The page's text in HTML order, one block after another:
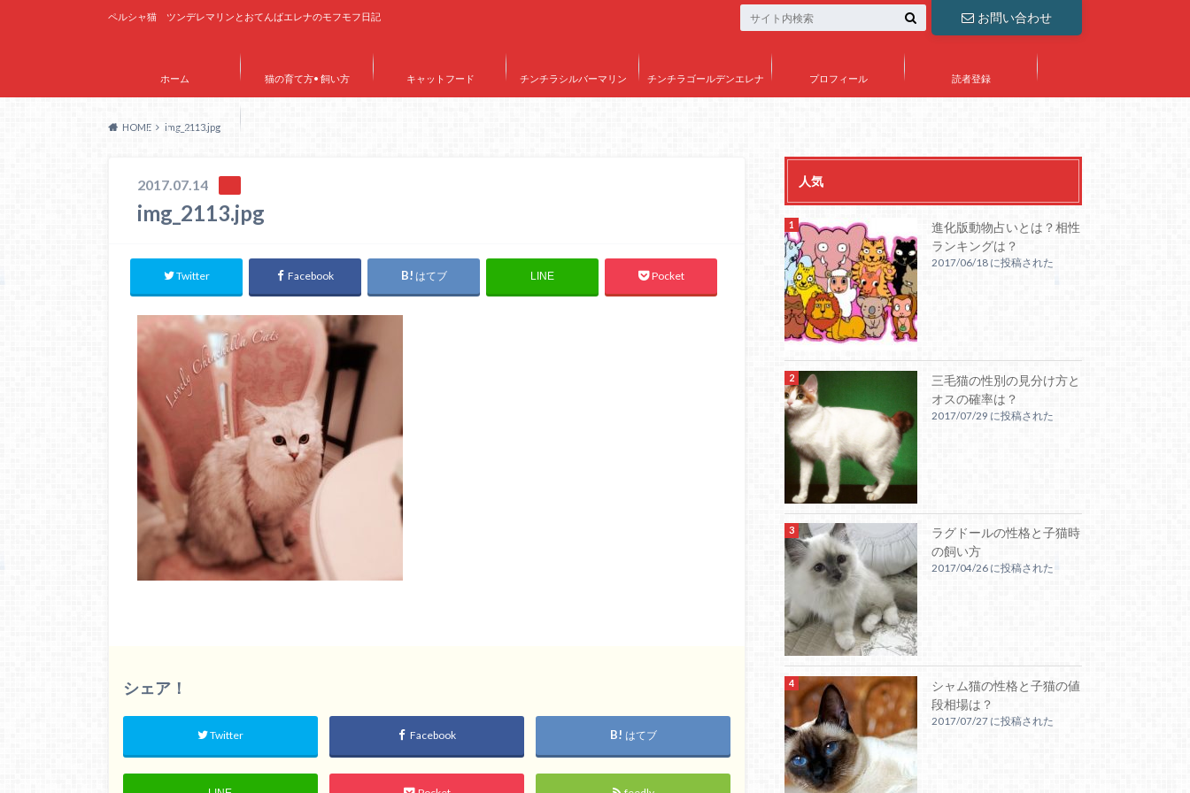
ペルシャ猫 ツンデレマリンとおてんばエレナのモフモフ日記 お問い合わせ
ホーム 猫の育て方• 飼い方 キャットフード チンチラシルバーマリン チンチラゴールデンエレナ プロフィール 読者登録
サイトマップ
HOME img_2113.jpg
2017.07.14
img_2113.jpg
Twitter Facebook はてブ LINE Pocket
シェア！
Twitter Facebook はてブ
人気
進化版動物占いとは？相性
ランキングは？
2017/06/18 に投稿された
三毛猫の性別の見分け方と
オスの確率は？
2017/07/29 に投稿された
ラグドールの性格と子猫時
の飼い方
2017/04/26 に投稿された
シャム猫の性格と子猫の値
段相場は？
2017/07/27 に投稿された